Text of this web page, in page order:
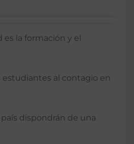
la formación y el
al contagio en
dispondrán de una